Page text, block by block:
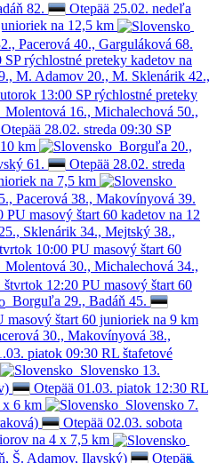
82.
Otepää 25.02. nedeľa
na 12,5 km
Pacerová 40., Garguláková 68.
SP rýchlostné preteky kadetov na
M. Adamov 20., M. Sklenárik 42.,
utorok 13:00 SP rýchlostné preteky
Molentová 16., Michalechová 50.,
Otepää 28.02. streda 09:30 SP
km
Borguľa 20.,
61.
Otepää 28.02. streda
na 7,5 km
Pacerová 38., Makovínyová 39.
PU masový štart 60 kadetov na 12
Sklenárik 34., Mejtský 38.,
10:00 PU masový štart 60
Molentová 30., Michalechová 34.,
štvrtok 12:20 PU masový štart 60
Borguľa 29., Badáň 45.
masový štart 60 junioriek na 9 km
30., Makovínyová 38.,
piatok 09:30 RL štafetové
Slovensko 13.
Otepää 01.03. piatok 12:30 RL
x 6 km
Slovensko 7.
Otepää 02.03. sobota
na 4 x 7,5 km
Š. Adamov, Ilavský)
Otepää